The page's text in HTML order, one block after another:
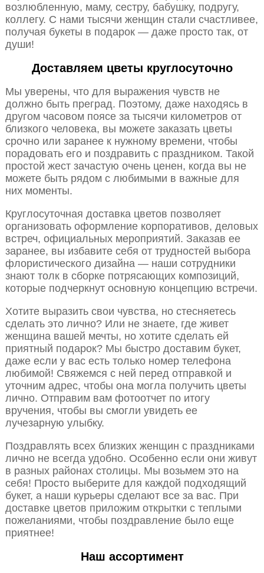
возлюбленную, маму, сестру, бабушку, подругу,
коллегу. С нами тысячи женщин стали счастливее,
получая букеты в подарок — даже просто так, от
души!
Доставляем цветы круглосуточно
Мы уверены, что для выражения чувств не
должно быть преград. Поэтому, даже находясь в
другом часовом поясе за тысячи километров от
близкого человека, вы можете заказать цветы
срочно или заранее к нужному времени, чтобы
порадовать его и поздравить с праздником. Такой
простой жест зачастую очень ценен, когда вы не
можете быть рядом с любимыми в важные для
них моменты.
Круглосуточная доставка цветов позволяет
организовать оформление корпоративов, деловых
встреч, официальных мероприятий. Заказав ее
заранее, вы избавите себя от трудностей выбора
флористического дизайна — наши сотрудники
знают толк в сборке потрясающих композиций,
которые подчеркнут основную концепцию встречи.
Хотите выразить свои чувства, но стесняетесь
сделать это лично? Или не знаете, где живет
женщина вашей мечты, но хотите сделать ей
приятный подарок? Мы быстро доставим букет,
даже если у вас есть только номер телефона
любимой! Свяжемся с ней перед отправкой и
уточним адрес, чтобы она могла получить цветы
лично. Отправим вам фотоотчет по итогу
вручения, чтобы вы смогли увидеть ее
лучезарную улыбку.
Поздравлять всех близких женщин с праздниками
лично не всегда удобно. Особенно если они живут
в разных районах столицы. Мы возьмем это на
себя! Просто выберите для каждой подходящий
букет, а наши курьеры сделают все за вас. При
доставке цветов приложим открытки с теплыми
пожеланиями, чтобы поздравление было еще
приятнее!
Наш ассортимент